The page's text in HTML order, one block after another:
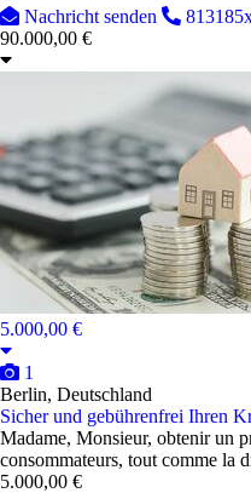
Nachricht senden
90.000,00 €
5.000,00 €
1
Berlin, Deutschland
Sicher und gebührenfrei Ihren
Madame, Monsieur, obtenir un
consommateurs, tout comme la
5.000,00 €